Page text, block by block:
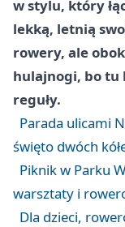
w stylu, który
lekką, letnią
rowery, ale
hulajnogi, bo tu
reguły.
Parada ulicami
święto dwóch
Piknik w Parku
warsztaty i
Dla dzieci,